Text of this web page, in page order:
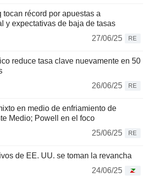
tocan récord por apuestas a
y expectativas de baja de tasas
27/06/25
RE
reduce tasa clave nuevamente en 50
26/06/25
RE
en medio de enfriamiento de
Medio; Powell en el foco
25/06/25
RE
de EE. UU. se toman la revancha
24/06/25